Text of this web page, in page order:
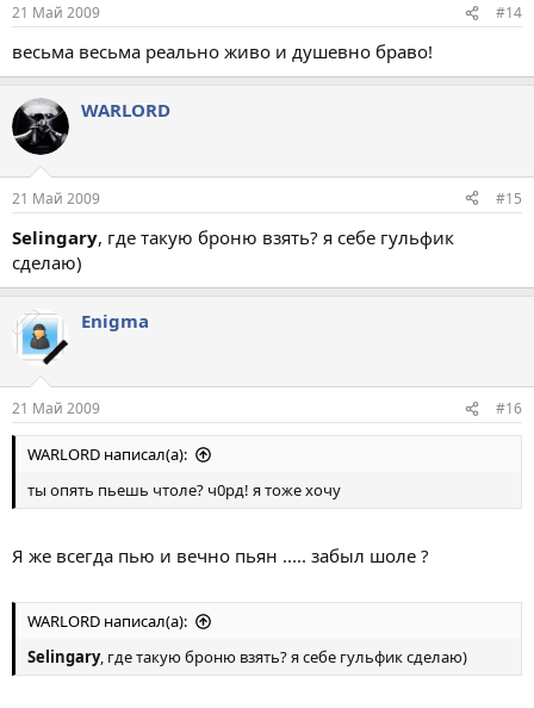
21 Май 2009 #14
весьма весьма реально живо и душевно браво!
WARLORD
21 Май 2009 #15
Selingary, где такую броню взять? я себе гульфик
сделаю)
Enigma
21 Май 2009 #16
WARLORD написал(а):
ты опять пьешь чтоле? ч0рд! я тоже хочу
Я же всегда пью и вечно пьян ..... забыл шоле ?
WARLORD написал(а):
Selingary, где такую броню взять? я себе гульфик сделаю)